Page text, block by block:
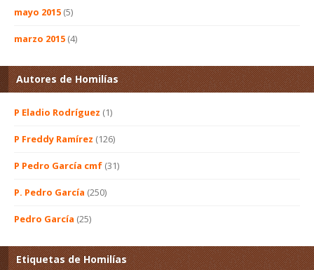
mayo 2015 (5)
marzo 2015 (4)
Autores de Homilías
P Eladio Rodríguez (1)
P Freddy Ramírez (126)
P Pedro García cmf (31)
P. Pedro García (250)
Pedro García (25)
Etiquetas de Homilías